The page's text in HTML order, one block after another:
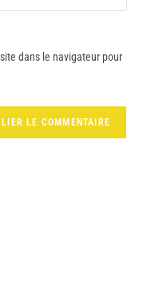
dans le navigateur pour